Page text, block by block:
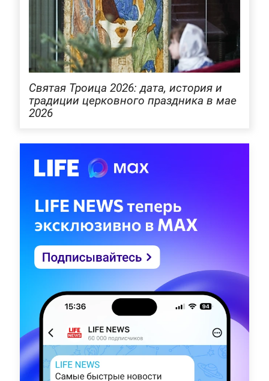
Святая Троица 2026: дата, история и
традиции церковного праздника в мае
2026